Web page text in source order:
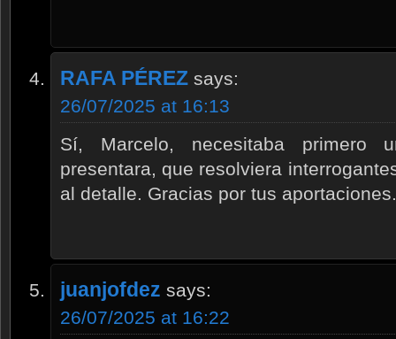
RAFA PÉREZ says:
26/07/2025 at 16:13
Sí, Marcelo, necesitaba primero
presentara, que resolviera
al detalle. Gracias por tus aportaciones.
juanjofdez says:
26/07/2025 at 16:22